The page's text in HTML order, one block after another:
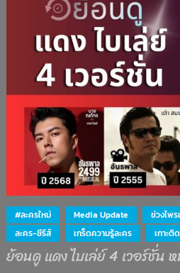
#ละครใหม่ Media Update ช่วงไพ
ละคร-ซีรีส์
เกร็ดความรู้ละคร เกาะติ
ย้อนดู แดง ไบเล่ย์ 4 เวอร์ชั่น